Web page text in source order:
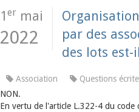
1 er mai
2022
par des
des lots est-
Association
Questions
NON.
En vertu de l'article L.322-4 du code